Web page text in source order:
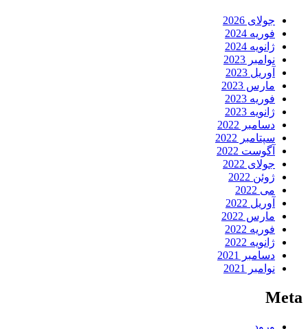
جولای 2026
فوریه 2024
ژانویه 2024
نوامبر 2023
آوریل 2023
مارس 2023
فوریه 2023
ژانویه 2023
دسامبر 2022
سپتامبر 2022
آگوست 2022
جولای 2022
ژوئن 2022
می 2022
آوریل 2022
مارس 2022
فوریه 2022
ژانویه 2022
دسامبر 2021
نوامبر 2021
Meta